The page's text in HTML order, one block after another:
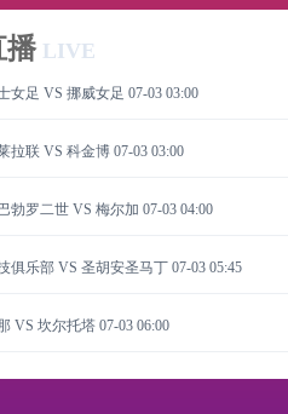
播 LIVE
女足 VS 挪威女足 07-03 03:00
拉联 VS 科金博 07-03 03:00
勃罗二世 VS 梅尔加 07-03 04:00
俱乐部 VS 圣胡安圣马丁 07-03 05:45
VS 坎尔托塔 07-03 06:00